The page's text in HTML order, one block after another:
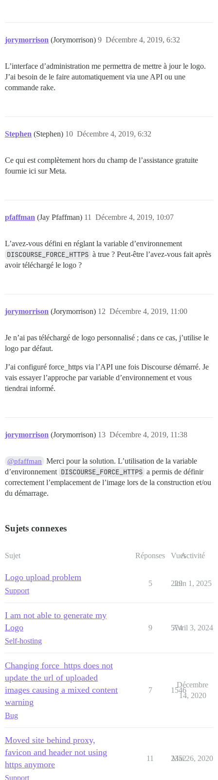
jorymorrison (Jorymorrison) Décembre 4, 2019, 6:32
9
L’interface d’administration me permettra de mettre à jour le logo.
J’ai besoin de le faire automatiquement via une API ou une
commande rake.
Stephen (Stephen) Décembre 4, 2019, 6:32
10
Ce qui est complètement hors du champ de l’assistance gratuite
fournie ici sur Meta.
pfaffman (Jay Pfaffman) Décembre 4, 2019, 10:07
11
L’avez-vous défini en réglant la variable d’environnement
DISCOURSE_FORCE_HTTPS à true ? Peut-être l’avez-vous fait après
avoir téléchargé le logo ?
jorymorrison (Jorymorrison) Décembre 4, 2019, 11:00
12
Je n’ai pas téléchargé de logo personnalisé ; dans ce cas, j’utilise le
logo par défaut.
J’ai configuré force_https via l’API une fois Discourse démarré. Je
vais essayer l’approche par variable d’environnement et vous
tiendrai informé.
jorymorrison (Jorymorrison) Décembre 4, 2019, 11:38
13
@pfaffman
Merci pour la solution. L’utilisation de la variable
d’environnement DISCOURSE_FORCE_HTTPS a permis de définir
correctement l’emplacement de l’image lors de la construction et/ou
du démarrage.
Sujets connexes
Sujet Réponses VuesActivité
Logo upload problem
Support
5 229
Juin 1, 2025
I am not able to generate my
Logo
Self-hosting
9 574
Avril 3, 2024
Changing force_https does not
update the url of uploaded
images causing a mixed content
warning
Bug
7 1546
Décembre
14, 2020
Moved site behind proxy,
favicon and header not using
https anymore
Support
11 2352
Mai 26, 2020